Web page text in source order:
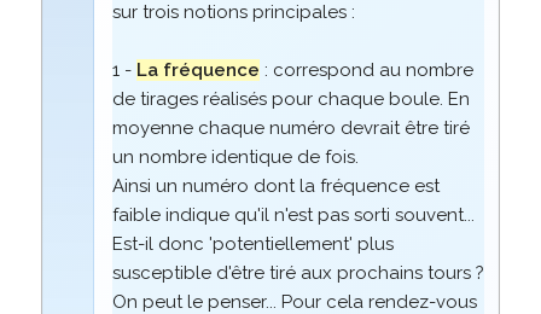
sur trois notions principales :
1 - La fréquence : correspond au nombre
de tirages réalisés pour chaque boule. En
moyenne chaque numéro devrait être tiré
un nombre identique de fois.
Ainsi un numéro dont la fréquence est
faible indique qu'il n'est pas sorti souvent...
Est-il donc 'potentiellement' plus
susceptible d'être tiré aux prochains tours ?
On peut le penser... Pour cela rendez-vous